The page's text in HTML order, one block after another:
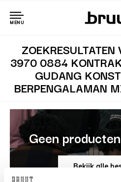
MENU
3970 0884
GUDANG
BERPENGALAMAN
Geen
Bekijk alle